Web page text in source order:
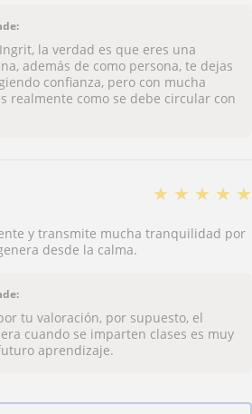
la verdad es que eres una
además de como persona, te dejas
confianza, pero con mucha
realmente como se debe circular con
★ ★ ★ ★ ★
y transmite mucha tranquilidad por
desde la calma.
tu valoración, por supuesto, el
cuando se imparten clases es muy
aprendizaje.